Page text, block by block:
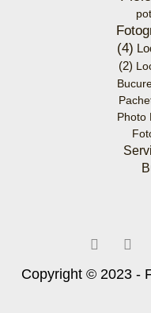
(4)
(2)
Photo
i
t
t
e
c
e
b
o
Copyright © 2023 -